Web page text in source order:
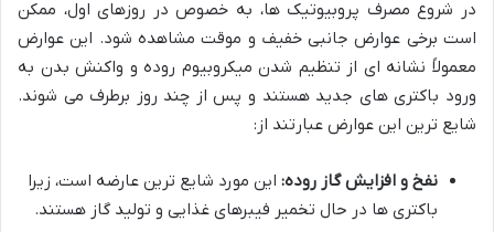
در شروع مصرف پروبیوتیک ها، به خصوص در روزهای اول، ممکن
است برخی عوارض جانبی خفیف و موقت مشاهده شود. این عوارض
معمولاً نشانه ای از تنظیم شدن میکروبیوم روده و واکنش بدن به
ورود باکتری های جدید هستند و پس از چند روز برطرف می شوند.
شایع ترین این عوارض عبارتند از:
نفخ و افزایش گاز روده: این مورد شایع ترین عارضه است، زیرا
باکتری ها در حال تخمیر فیبرهای غذایی و تولید گاز هستند.